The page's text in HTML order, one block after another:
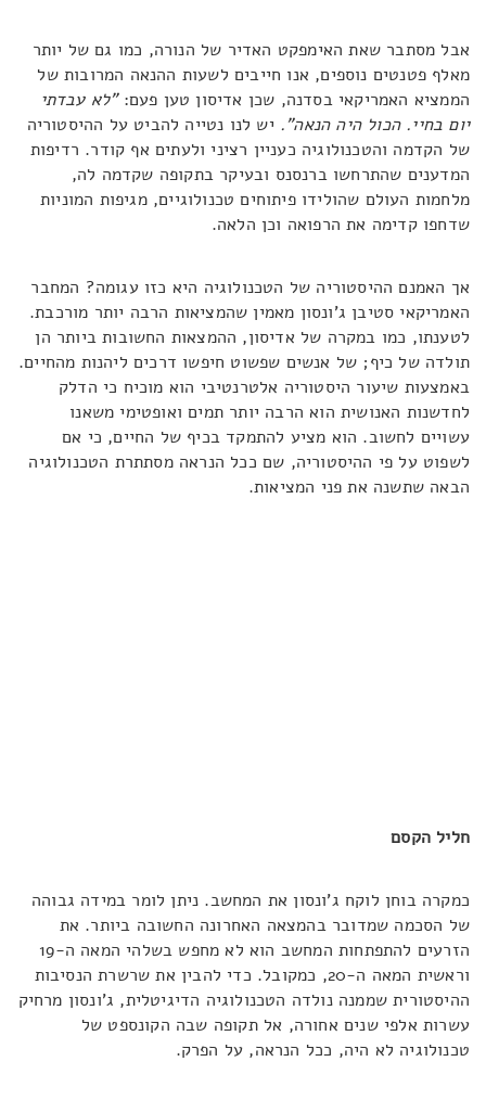
אבל מסתבר שאת האימפקט האדיר של הנורה, כמו גם של יותר
מאלף פטנטים נוספים, אנו חייבים לשעות ההנאה המרובות של
הממציא האמריקאי בסדנה, שכן אדיסון טען פעם:"לא עבדתי
יום בחיי. הכול היה הנאה". יש לנו נטייה להביט על ההיסטוריה
של הקדמה והטכנולוגיה כעניין רציני ולעתים אף קודר. רדיפות
המדענים שהתרחשו ברנסנס ובעיקר בתקופה שקדמה לה,
מלחמות העולם שהולידו פיתוחים טכנולוגיים, מגיפות המוניות
שדחפו קדימה את הרפואה וכן הלאה.
אך האמנם ההיסטוריה של הטכנולוגיה היא כזו עגומה? המחבר
האמריקאי סטיבן ג'ונסון מאמין שהמציאות הרבה יותר מורכבת.
לטענתו, כמו במקרה של אדיסון, ההמצאות החשובות ביותר הן
תולדה של כיף; של אנשים שפשוט חיפשו דרכים ליהנות מהחיים.
באמצעות שיעור היסטוריה אלטרנטיבי הוא מוכיח כי הדלק
לחדשנות האנושית הוא הרבה יותר תמים ואופטימי משאנו
עשויים לחשוב. הוא מציע להתמקד בכיף של החיים, כי אם
לשפוט על פי ההיסטוריה, שם ככל הנראה מסתתרת הטכנולוגיה
הבאה שתשנה את פני המציאות.
חליל הקסם
כמקרה בוחן לוקח ג'ונסון את המחשב. ניתן לומר במידה גבוהה
של הסכמה שמדובר בהמצאה האחרונה החשובה ביותר. את
הזרעים להתפתחות המחשב הוא לא מחפש בשלהי המאה ה-19
וראשית המאה ה-20, כמקובל. כדי להבין את שרשרת הנסיבות
ההיסטורית שממנה נולדה הטכנולוגיה הדיגיטלית, ג'ונסון מרחיק
עשרות אלפי שנים אחורה, אל תקופה שבה הקונספט של
טכנולוגיה לא היה, ככל הנראה, על הפרק.